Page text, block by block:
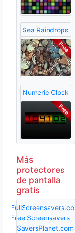
Sea Raindrops
Numeric Clock
Más
protectores
de pantalla
gratis
Free Screensavers
SaversPlanet.com